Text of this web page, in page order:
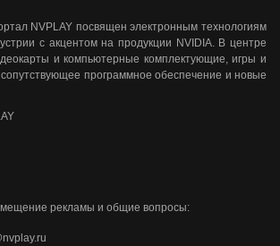
NVPLAY посвящен электронным технологиям
с акцентом на продукции NVIDIA. В центре
и компьютерные комплектующие, игры и
сопутствующее программное обеспечение и новые
рекламы и общие вопросы: